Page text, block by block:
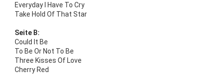
Everyday I Have To Cry
Take Hold Of That Star
Seite B:
Could It Be
To Be Or Not To Be
Three Kisses Of Love
Cherry Red